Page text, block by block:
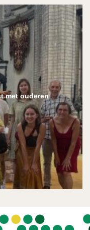
met ouderen